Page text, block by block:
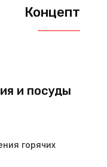
Концепт
и посуды
горячих